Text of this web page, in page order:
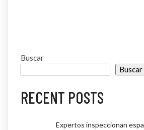
Buscar
Buscar
RECENT POSTS
Expertos inspeccionan